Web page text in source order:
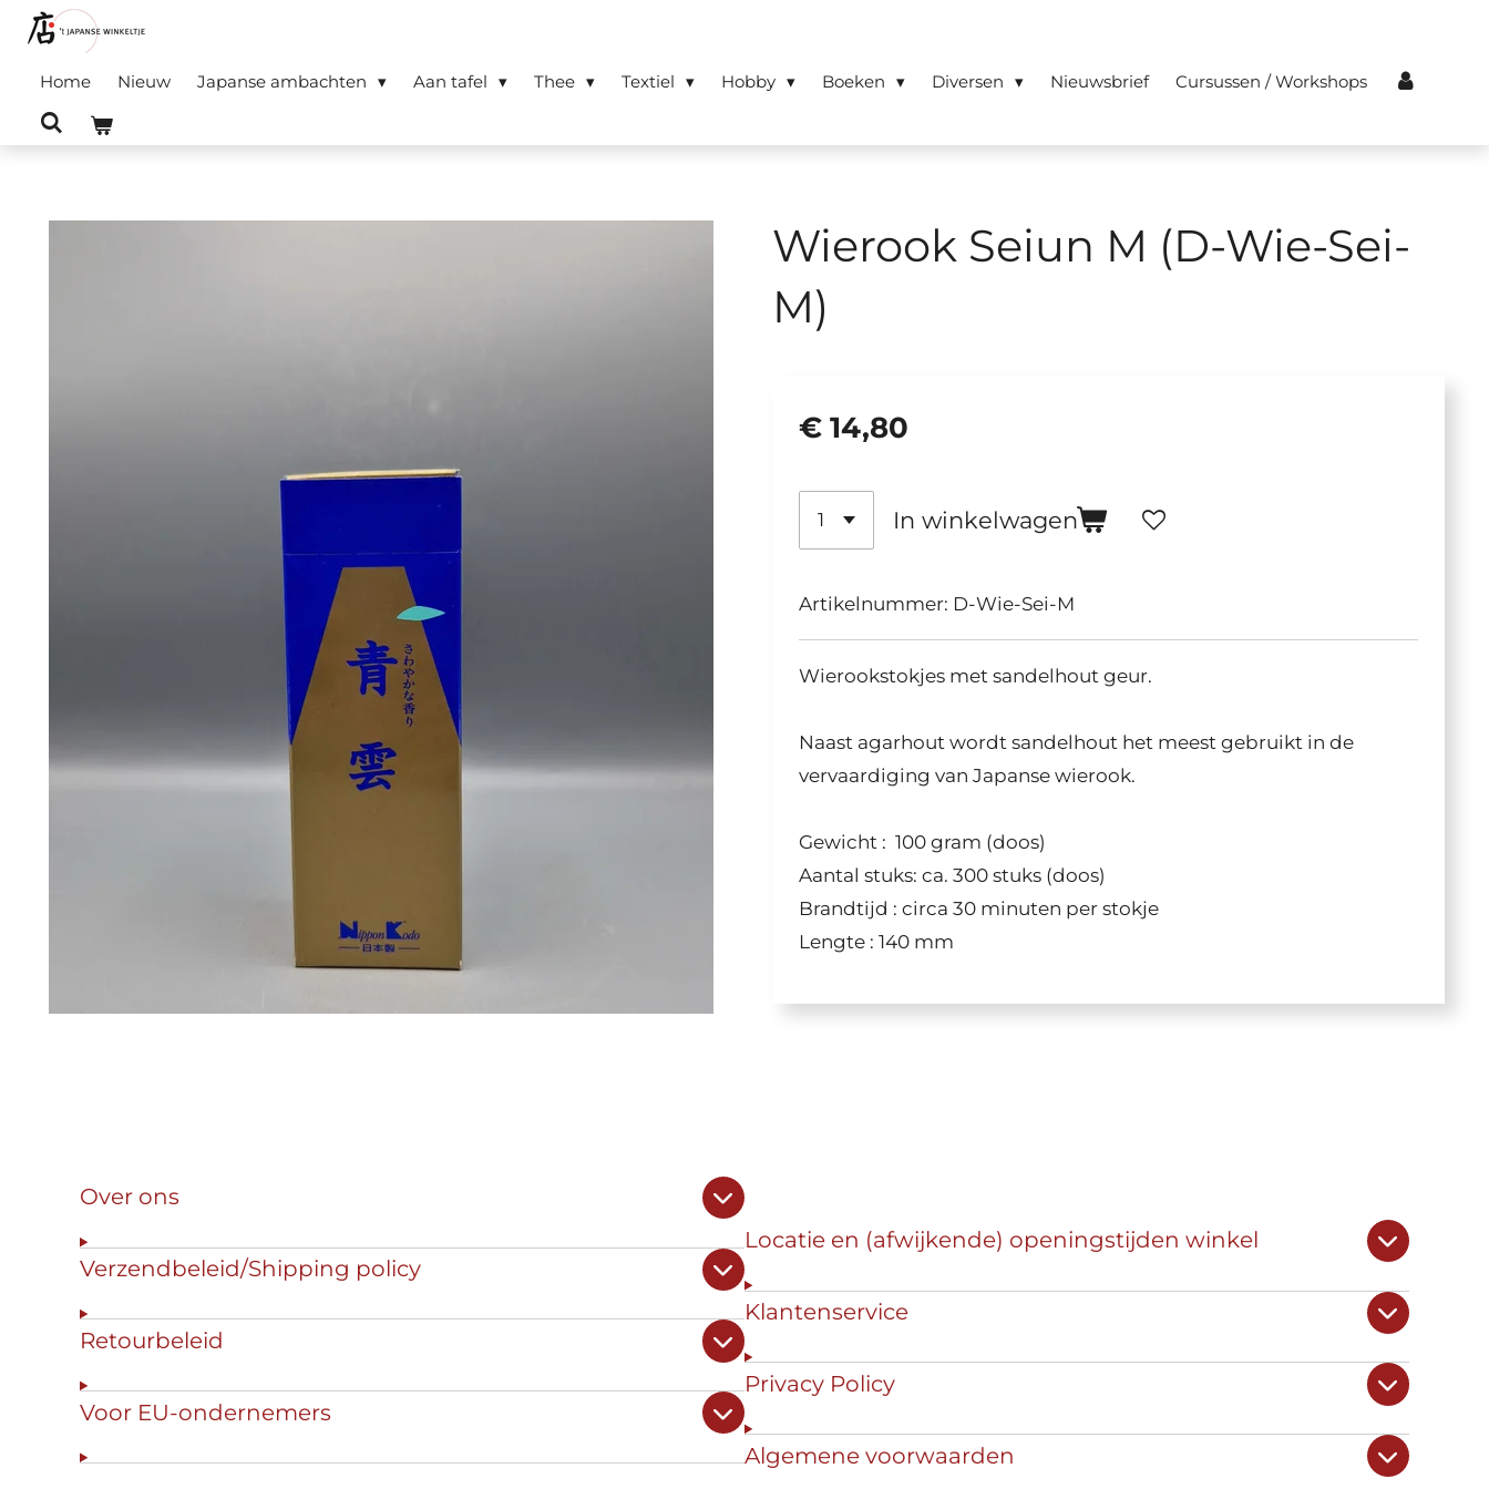
Ga
naar
Home Nieuw Japanse ambachten Aan tafel Thee Textiel Hobby Boeken Diversen Nieuwsbrief Cursussen / Workshops
Wierook Seiun M (D-Wie-Sei-
M)
€ 14,80
In winkelwagen
Artikelnummer: D-Wie-Sei-M
Wierookstokjes met sandelhout geur.
Naast agarhout wordt sandelhout het meest gebruikt in de
vervaardiging van Japanse wierook.
Gewicht : 100 gram (doos)
Aantal stuks: ca. 300 stuks (doos)
Brandtijd : circa 30 minuten per stokje
Lengte : 140 mm
Over ons
Verzendbeleid/Shipping policy
Retourbeleid
Voor EU-ondernemers
Locatie en (afwijkende) openingstijden winkel
Klantenservice
Privacy Policy
Algemene voorwaarden